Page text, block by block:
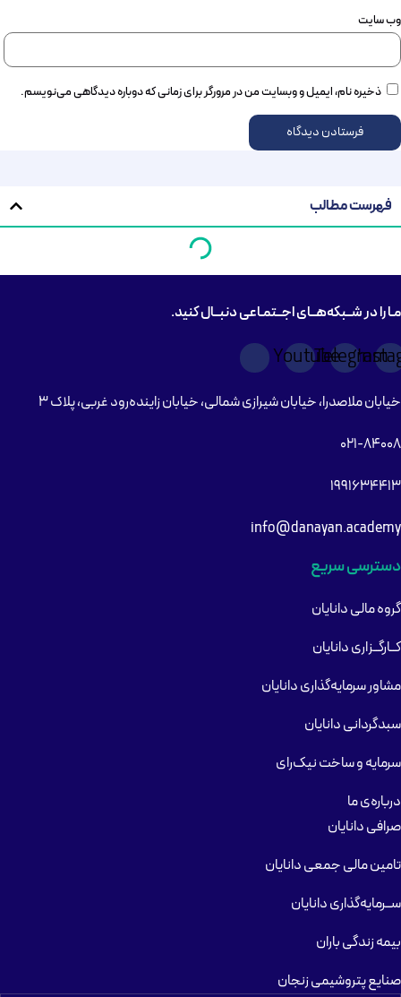
وب‌ سایت
ذخیره نام، ایمیل و وبسایت من در مرورگر برای زمانی که دوباره دیدگاهی می‌نویسم.
فهرست مطالب
مـا را در شــبکه‌هــای اجــتمـاعی دنبــال کنید.
Telegram
Youtube
خیابان ملاصدرا، خیابان شیرازی شمالی، خیابان زاینده‌رود غربی، پلاک ۳
۰۲۱-۸۴۰۰۸
۱۹۹۱۶۳۴۴۱۳
info@danayan.academy
دسترسی سریع
گروه مالی دانایان
کــارگــزاری دانایان
مشاور سرمایه‌گذاری دانایان
سبدگردانی دانایان
سرمایه و ساخت نیک‌رای
درباره‌ی ما
صرافی دانایان
تامین مالی جمعی دانایان
ســرمایه‌گذاری دانایان
بیمه زندگی باران
صنایع پتروشیمی زنجان